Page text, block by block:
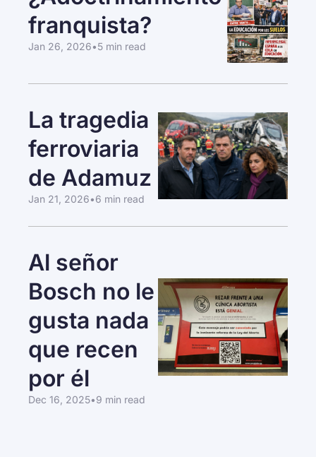
franquista?
Jan 26, 2026•5 min read
La tragedia
ferroviaria
de Adamuz
Jan 21, 2026•6 min read
Al señor
Bosch no le
gusta nada
que recen
por él
Dec 16, 2025•9 min read